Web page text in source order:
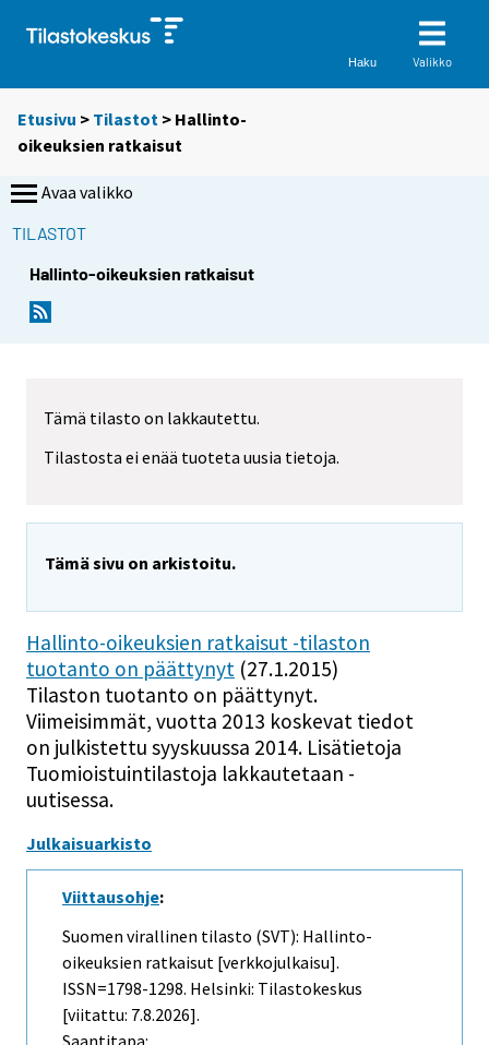
Haku Valikko
Etusivu > Tilastot > Hallinto-
oikeuksien ratkaisut
Avaa valikko
TILASTOT
Hallinto-oikeuksien ratkaisut
Tämä tilasto on lakkautettu.
Tilastosta ei enää tuoteta uusia tietoja.
Tämä sivu on arkistoitu.
Hallinto-oikeuksien ratkaisut -tilaston
tuotanto on päättynyt (27.1.2015)
Tilaston tuotanto on päättynyt.
Viimeisimmät, vuotta 2013 koskevat tiedot
on julkistettu syyskuussa 2014. Lisätietoja
Tuomioistuintilastoja lakkautetaan -
uutisessa.
Julkaisuarkisto
Viittausohje:
Suomen virallinen tilasto (SVT): Hallinto-
oikeuksien ratkaisut [verkkojulkaisu].
ISSN=1798-1298. Helsinki: Tilastokeskus
[viitattu: 7.8.2026].